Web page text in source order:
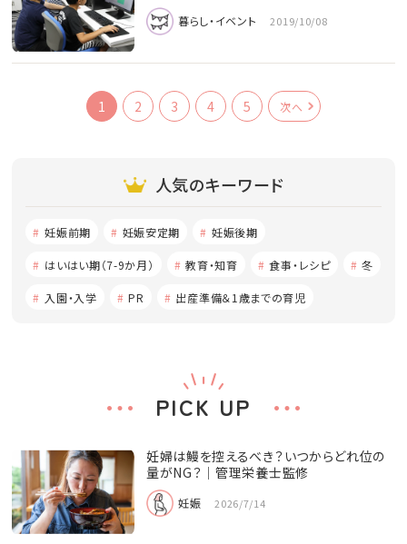
暮らし・イベント 2019/10/08
1 2 3 4 5 次へ
人気のキーワード
妊娠前期 妊娠安定期 妊娠後期
はいはい期（7-9か月） 教育・知育 食事・レシピ 冬
入園・入学 PR 出産準備＆1歳までの育児
PICK UP
妊婦は鰻を控えるべき？いつからどれ位の
量がNG？│管理栄養士監修
妊娠 2026/7/14